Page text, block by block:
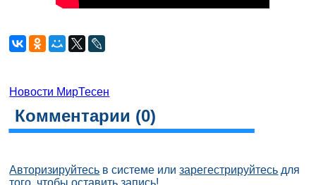
Новости МирТесен
Комментарии (0)
Авторизируйтесь в системе илизарегестрируйтесь для
того, чтобы оставить запись!